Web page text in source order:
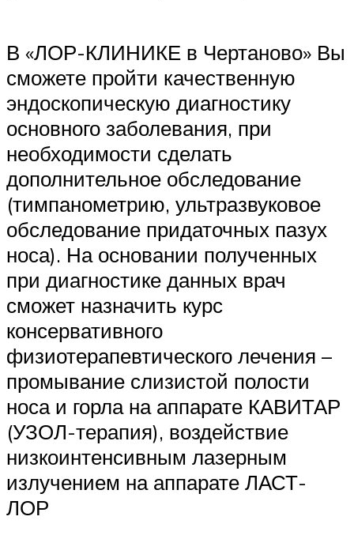
В «ЛОР-КЛИНИКЕ в Чертаново» Вы
сможете пройти качественную
эндоскопическую диагностику
основного заболевания, при
необходимости сделать
дополнительное обследование
(тимпанометрию, ультразвуковое
обследование придаточных пазух
носа). На основании полученных
при диагностике данных врач
сможет назначить курс
консервативного
физиотерапевтического лечения –
промывание слизистой полости
носа и горла на аппарате КАВИТАР
(УЗОЛ-терапия), воздействие
низкоинтенсивным лазерным
излучением на аппарате ЛАСТ-
ЛОР